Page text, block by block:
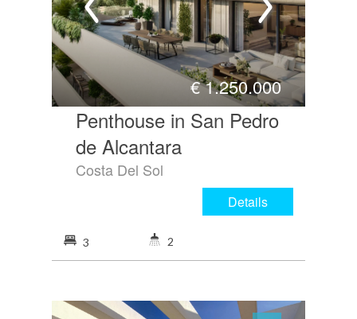
€1.250.000
Penthouse in San Pedro
de Alcantara
Costa Del Sol
Details
3 2